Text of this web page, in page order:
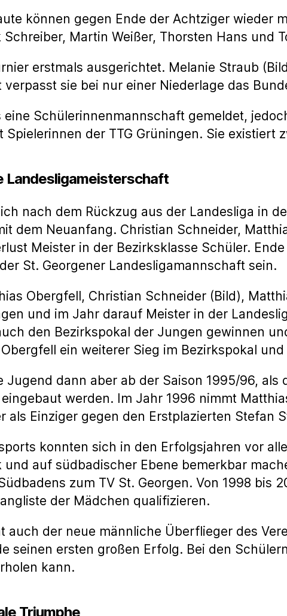
können gegen Ende der Achtziger wieder
Schreiber, Martin Weißer, Thorsten Hans und
erstmals ausgerichtet. Melanie Straub
verpasst sie bei nur einer Niederlage das
eine Schülerinnenmannschaft gemeldet,
der TTG Grüningen. Sie existiert
Landesligameisterschaft
nach dem Rückzug aus der Landesliga in
dem Neuanfang. Christian Schneider,
Meister in der Bezirksklasse Schüler.
St. Georgener Landesligamannschaft sein.
Obergfell, Christian Schneider (Bild),
und im Jahr darauf Meister in der
den Bezirkspokal der Jungen gewinnen
ein weiterer Sieg im Bezirkspokal
Jugend dann aber ab der Saison 1995/96, als
werden. Im Jahr 1996 nimmt
als Einziger gegen den Erstplazierten Stefan
konnten sich in den Erfolgsjahren vor
und auf südbadischer Ebene bemerkbar
zum TV St. Georgen. Von 1998 bis
der Mädchen qualifizieren.
auch der neue männliche Überflieger des
seinen ersten großen Erfolg. Bei den
kann.
Triumphe